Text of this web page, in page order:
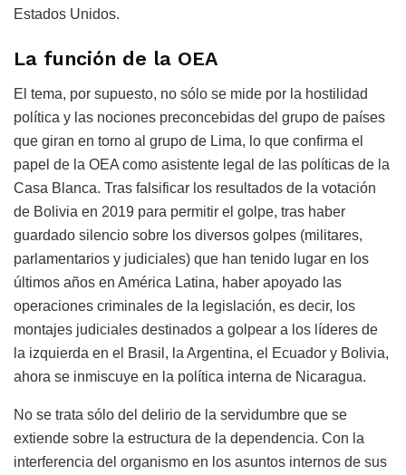
Estados Unidos.
La función de la OEA
El tema, por supuesto, no sólo se mide por la hostilidad
política y las nociones preconcebidas del grupo de países
que giran en torno al grupo de Lima, lo que confirma el
papel de la OEA como asistente legal de las políticas de la
Casa Blanca. Tras falsificar los resultados de la votación
de Bolivia en 2019 para permitir el golpe, tras haber
guardado silencio sobre los diversos golpes (militares,
parlamentarios y judiciales) que han tenido lugar en los
últimos años en América Latina, haber apoyado las
operaciones criminales de la legislación, es decir, los
montajes judiciales destinados a golpear a los líderes de
la izquierda en el Brasil, la Argentina, el Ecuador y Bolivia,
ahora se inmiscuye en la política interna de Nicaragua.
No se trata sólo del delirio de la servidumbre que se
extiende sobre la estructura de la dependencia. Con la
interferencia del organismo en los asuntos internos de sus